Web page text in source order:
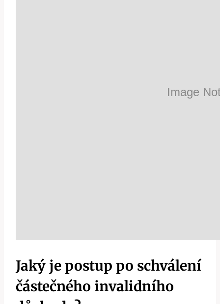
Jaký je postup po schválení
částečného invalidního